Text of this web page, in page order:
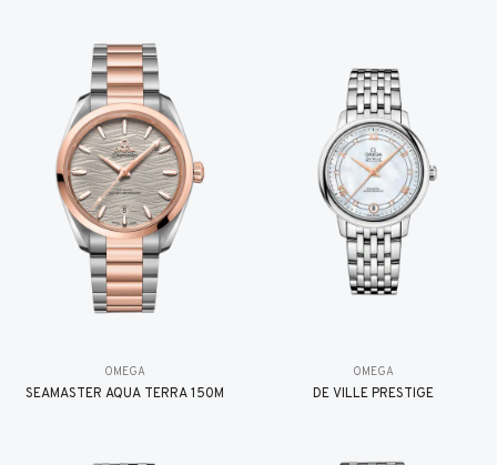
OMEGA
SEAMASTER AQUA TERRA 150M
OMEGA
DE VILLE PRESTIGE